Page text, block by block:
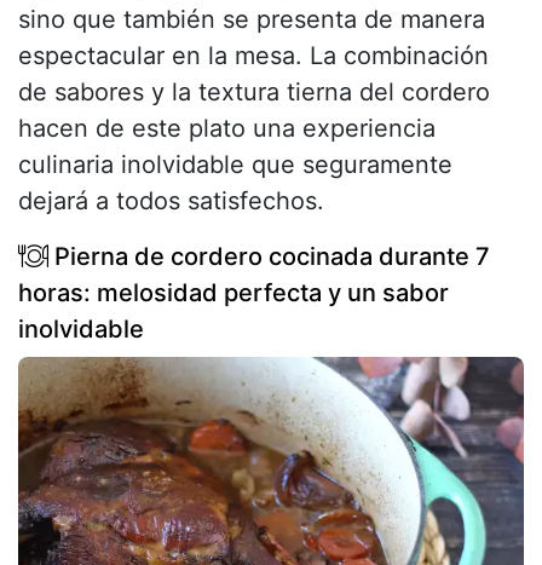
sino que también se presenta de manera
espectacular en la mesa. La combinación
de sabores y la textura tierna del cordero
hacen de este plato una experiencia
culinaria inolvidable que seguramente
dejará a todos satisfechos.
Pierna de cordero cocinada durante 7
horas: melosidad perfecta y un sabor
inolvidable